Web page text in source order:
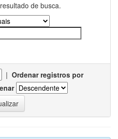
de busca.
| Ordenar registros por